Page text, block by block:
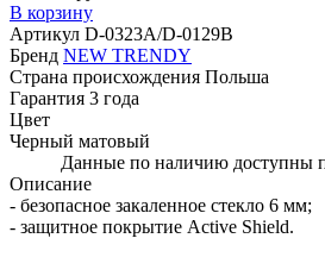
В корзину
Артикул D-0323A/D-0129B
Бренд NEW TRENDY
Страна происхождения Польша
Гарантия 3 года
Цвет
Черный матовый
Данные по наличию доступны
Описание
- безопасное закаленное стекло 6 мм;
- защитное покрытие Active Shield.